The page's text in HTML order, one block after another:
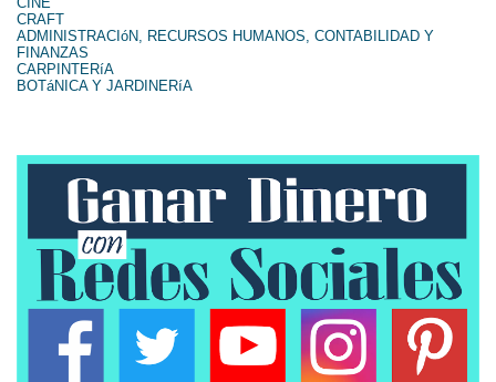
CRAFT
ADMINISTRACIóN, RECURSOS HUMANOS, CONTABILIDAD Y
FINANZAS
CARPINTERíA
BOTáNICA Y JARDINERíA